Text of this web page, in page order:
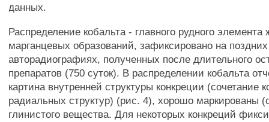
данных.
Распределение кобальта - главного рудного элемента
марганцевых образований, зафиксировано на
авторадиографиях, полученных после длительного
препаратов (750 суток). В распределении кобальта
картина внутренней структуры конкреции (сочетание
радиальных структур) (рис. 4), хорошо маркированы
глинистого вещества. Для некоторых конкреций